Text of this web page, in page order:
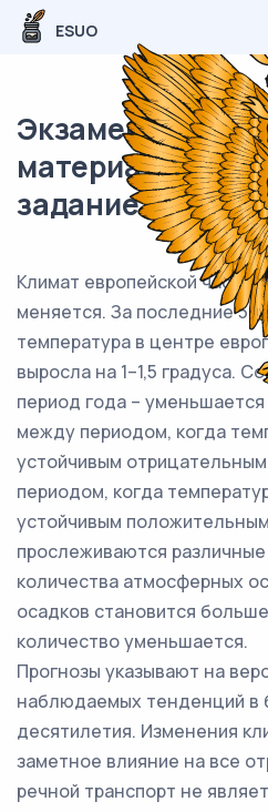
ESUO
материал ЕГЭ /
задание (24) /
Климат европейской части
меняется. За последние 30
температура в центре
выросла на 1–1,5 градуса.
период года –
между периодом, когда
устойчивым
периодом, когда
устойчивым
прослеживаются
количества атмосферных
осадков становится
количество уменьшается.
Прогнозы указывают на
наблюдаемых тенденций в
десятилетия. Изменения
заметное влияние на все
речной транспорт не